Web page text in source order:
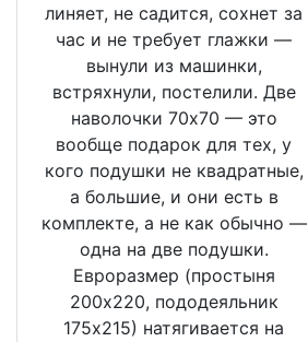
линяет, не садится, сохнет за
час и не требует глажки —
вынули из машинки,
встряхнули, постелили. Две
наволочки 70х70 — это
вообще подарок для тех, у
кого подушки не квадратные,
а большие, и они есть в
комплекте, а не как обычно —
одна на две подушки.
Евроразмер (простыня
200х220, пододеяльник
175х215) натягивается на